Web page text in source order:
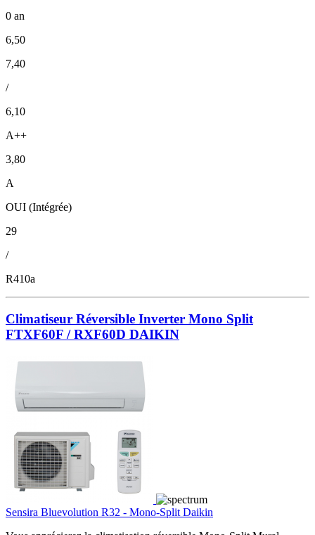
0 an
6,50
7,40
/
6,10
A++
3,80
A
OUI (Intégrée)
29
/
R410a
Climatiseur Réversible Inverter Mono Split
FTXF60F / RXF60D DAIKIN
Sensira Bluevolution R32 - Mono-Split Daikin